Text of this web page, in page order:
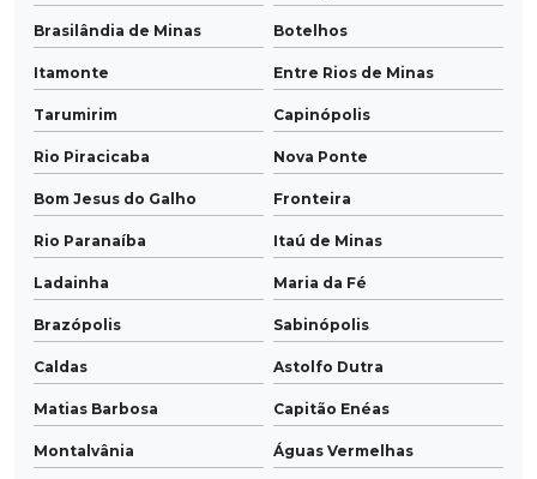
Brasilândia de Minas Botelhos
Itamonte Entre Rios de Minas
Tarumirim Capinópolis
Rio Piracicaba Nova Ponte
Bom Jesus do Galho Fronteira
Rio Paranaíba Itaú de Minas
Ladainha Maria da Fé
Brazópolis Sabinópolis
Caldas Astolfo Dutra
Matias Barbosa Capitão Enéas
Montalvânia Águas Vermelhas